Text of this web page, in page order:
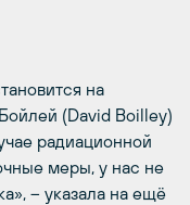
на
(David Boilley)
радиационной
меры, у нас не
– указала на ещё